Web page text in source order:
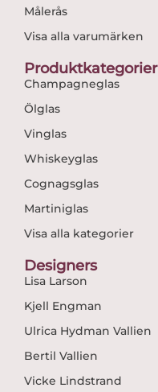
Målerås
Visa alla varumärken
Produktkategorier
Champagneglas
Ölglas
Vinglas
Whiskeyglas
Cognagsglas
Martiniglas
Visa alla kategorier
Designers
Lisa Larson
Kjell Engman
Ulrica Hydman Vallien
Bertil Vallien
Vicke Lindstrand